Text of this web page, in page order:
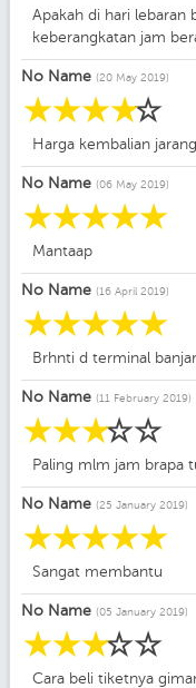
Apakah di hari lebaran
keberangkatan jam
No Name (20 May 2019)
☆
☆
☆
☆
☆
Harga kembalian
No Name (06 May 2019)
☆
☆
☆
☆
☆
Mantaap
No Name (16 April 2019)
☆
☆
☆
☆
☆
Brhnti d terminal
No Name (11 February 2019)
☆
☆
☆
☆
☆
Paling mlm jam brapa
No Name (25 January 2019)
☆
☆
☆
☆
☆
Sangat membantu
No Name (05 January 2019)
☆
☆
☆
☆
☆
Cara beli tiketnya